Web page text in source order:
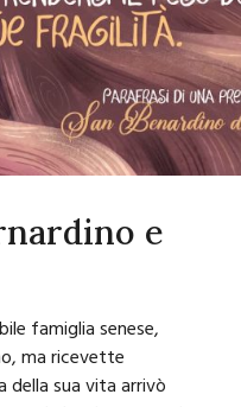
e
famiglia senese,
ma ricevette
della sua vita arrivò